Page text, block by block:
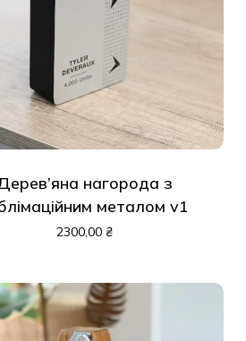
нагорода з
металом v1
2300,00 ₴